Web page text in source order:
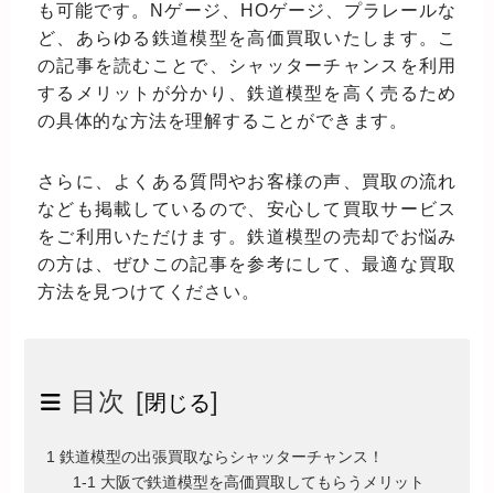
も可能です。Nゲージ、HOゲージ、プラレールな
ど、あらゆる鉄道模型を高価買取いたします。こ
の記事を読むことで、シャッターチャンスを利用
するメリットが分かり、鉄道模型を高く売るため
の具体的な方法を理解することができます。
さらに、よくある質問やお客様の声、買取の流れ
なども掲載しているので、安心して買取サービス
をご利用いただけます。鉄道模型の売却でお悩み
の方は、ぜひこの記事を参考にして、最適な買取
方法を見つけてください。
目次 [閉じる]
1 鉄道模型の出張買取ならシャッターチャンス！
1-1 大阪で鉄道模型を高価買取してもらうメリット